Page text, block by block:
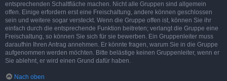
entsprechenden Schaltfläche machen. Nicht alle Gruppen sind allgemein
offen. Einige erfordern erst eine Freischaltung, andere können geschlossen
sein und weitere sogar versteckt. Wenn die Gruppe offen ist, können Sie ihr
einfach durch die entsprechende Funktion beitreten; verlangt die Gruppe eine
Freischaltung, so können Sie sich für sie bewerben. Ein Gruppenleiter muss
daraufhin Ihren Antrag annehmen. Er könnte fragen, warum Sie in die Gruppe
aufgenommen werden möchten. Bitte belästige keinen Gruppenleiter, wenn er
Sie ablehnt, er wird einen Grund dafür haben.
Nach oben